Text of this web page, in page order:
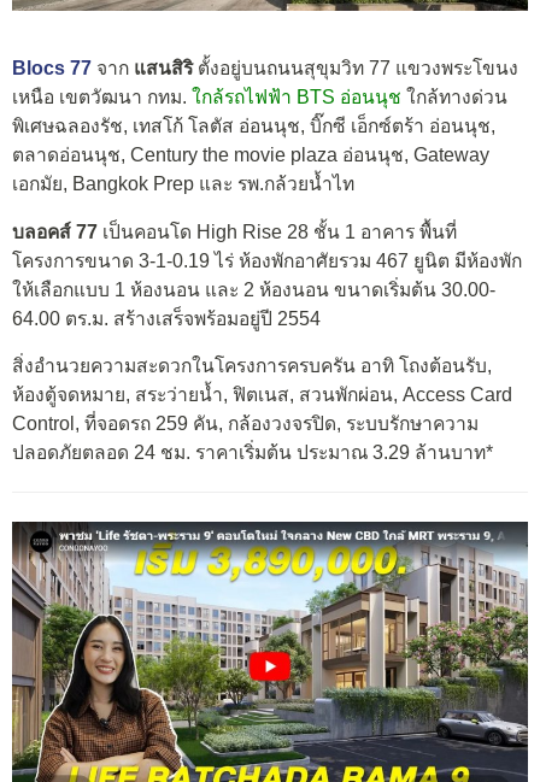
Blocs 77 จาก แสนสิริ ตั้งอยู่บนถนนสุขุมวิท 77 แขวงพระโขนง
เหนือ เขตวัฒนา กทม. ใกล้รถไฟฟ้า BTS อ่อนนุช ใกล้ทางด่วน
พิเศษฉลองรัช, เทสโก้ โลตัส อ่อนนุช, บิ๊กซี เอ็กซ์ตร้า อ่อนนุช,
ตลาดอ่อนนุช, Century the movie plaza อ่อนนุช, Gateway
เอกมัย, Bangkok Prep และ รพ.กล้วยน้ำไท
บลอคส์ 77 เป็นคอนโด High Rise 28 ชั้น 1 อาคาร พื้นที่
โครงการขนาด 3-1-0.19 ไร่ ห้องพักอาศัยรวม 467 ยูนิต มีห้องพัก
ให้เลือกแบบ 1 ห้องนอน และ 2 ห้องนอน ขนาดเริ่มต้น 30.00-
64.00 ตร.ม. สร้างเสร็จพร้อมอยู่ปี 2554
สิ่งอำนวยความสะดวกในโครงการครบครัน อาทิ โถงต้อนรับ,
ห้องตู้จดหมาย, สระว่ายน้ำ, ฟิตเนส, สวนพักผ่อน, Access Card
Control, ที่จอดรถ 259 คัน, กล้องวงจรปิด, ระบบรักษาความ
ปลอดภัยตลอด 24 ชม. ราคาเริ่มต้น ประมาณ 3.29 ล้านบาท*